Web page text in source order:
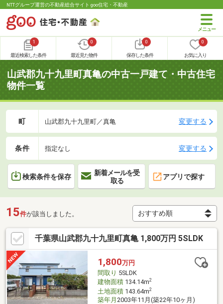
NTTグループ運営の不動産総合サイト goo住宅・不動産
1
最近検索した条件
0
最近見た物件
0
保存した条件
0
お気に入り
山武郡九十九里町真亀の中古一戸建て・中古住宅
物件一覧
町 山武郡九十九里町／真亀 変更する
条件 指定なし 変更する
検索条件を保存
新着メールを受
取る
アプリで探す
15件が該当しました。
千葉県山武郡九十九里町真亀 1,800万円 5SLDK
1,800万円
間取り 5SLDK
建物面積134.14m2
土地面積143.64m2
築年月 2003年11月(築22年10ヶ月)